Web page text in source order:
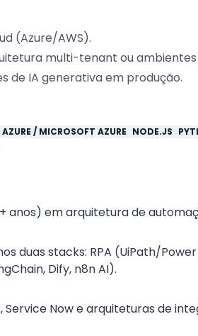
(Azure/AWS).
multi-tenant ou ambientes
de IA generativa em produção.
AZURE / MICROSOFT AZURE NODE.JS
anos) em arquitetura de
duas stacks: RPA (UiPath/
Dify, n8n AI).
Service Now e arquiteturas de